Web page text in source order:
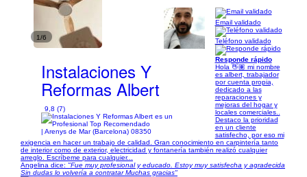
1/6
Instalaciones Y
Reformas Albert
9,8 (7)
| Arenys de Mar (Barcelona) 08350
Email validado
Teléfono validado
Responde rápido
Hola 👋🏽 mi nombre
es albert, trabajador
por cuenta propia,
dedicado a las
reparaciones y
mejoras del hogar y
locales comerciales..
Destaco la prioridad
en un cliente
satisfecho, por eso mi
exigencia en hacer un trabajo de calidad. Gran conocimiento en carpintería tanto
de interior como de exterior, electricidad y fontanería también realizó cualquier
arreglo. Escríbeme para cualquier...
Angelina dice: "Fue muy profesional y educado. Estoy muy satisfecha y agradecida
Sin dudas lo volvería a contratar Muchas gracias"